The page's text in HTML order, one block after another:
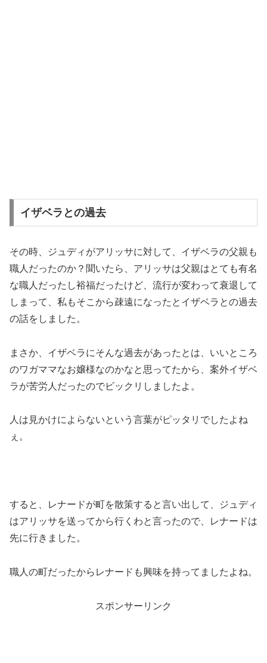
イザベラとの過去
その時、ジュディがアリッサに対して、イザベラの父親も
職人だったのか？聞いたら、アリッサは父親はとても有名
な職人だったし裕福だったけど、流行が変わって衰退して
しまって、私もそこから疎遠になったとイザベラとの過去
の話をしました。
まさか、イザベラにそんな過去があったとは、いいところ
のワガママなお嬢様なのかなと思ってたから、案外イザベ
ラが苦労人だったのでビックリしましたよ。
人は見かけによらないという言葉がピッタリでしたよね
ぇ。
すると、レナードが町を散策すると言い出して、ジュディ
はアリッサを送ってから行くわと言ったので、レナードは
先に行きました。
職人の町だったからレナードも興味を持ってましたよね。
スポンサーリンク